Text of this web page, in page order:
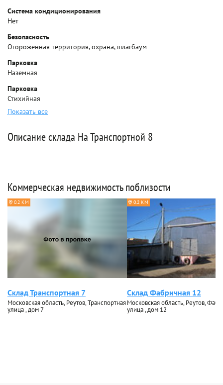
Система кондиционирования
Нет
Безопасность
Огороженная территория, охрана, шлагбаум
Парковка
Наземная
Парковка
Стихийная
Показать все
Описание склада На Транспортной 8
Коммерческая недвижимость поблизости
0.2 КМ
Склад Транспортная 7
Московская область, Реутов, Транспортная
улица , дом 7
0.2 КМ
Склад Фабричная 12
Московская область, Реутов,
улица , дом 12